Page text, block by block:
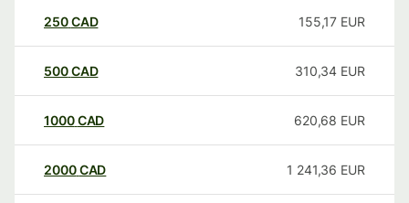
250CAD 155,17 EUR
500CAD 310,34 EUR
1000CAD 620,68 EUR
2000CAD 1 241,36 EUR